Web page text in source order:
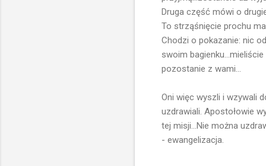
Druga część mówi o
To strząśnięcie prochu
Chodzi o pokazanie: nic
swoim
pozostanie z wami...
Oni więc wyszli i wzywali
uzdrawiali. Apostołowie
tej misji...Nie można
- ewangelizacja.